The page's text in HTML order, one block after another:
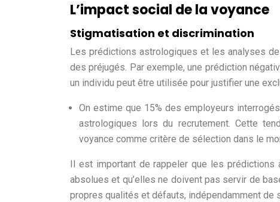
L’impact social de la voyance
Stigmatisation et discrimination
Les prédictions astrologiques et les analyses
des préjugés. Par exemple, une prédiction
un individu peut être utilisée pour justifier une
On estime que 15% des employeurs
astrologiques lors du recrutement. Cette
voyance comme critère de sélection dans le
Il est important de rappeler que les
absolues et qu’elles ne doivent pas servir de
propres qualités et défauts, indépendamment de